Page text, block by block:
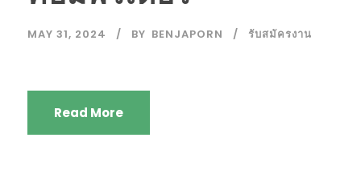
MAY 31, 2024 BY BENJAPORN รับสมัครงาน
Read More